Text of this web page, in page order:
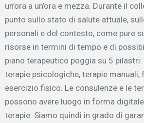
un’ora a un’ora e mezza. Durante il
punto sullo stato di salute attuale,
personali e del contesto, come pure
risorse in termini di tempo e di
piano terapeutico poggia su 5
terapie psicologiche, terapie manuali,
esercizio fisico. Le consulenze e le
possono avere luogo in forma
terapie. Siamo quindi in grado di